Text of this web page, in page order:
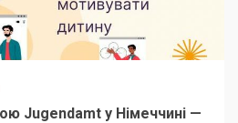
Jugendamt у Німеччині —